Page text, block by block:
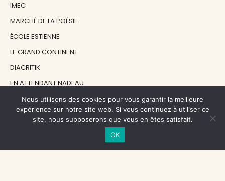
IMEC
MARCHÉ DE LA POÉSIE
ÉCOLE ESTIENNE
LE GRAND CONTINENT
DIACRITIK
EN ATTENDANT NADEAU
NOS SOUTIENS
Nous utilisons des cookies pour vous garantir la meilleure
expérience sur notre site web. Si vous continuez à utiliser ce
site, nous supposerons que vous en êtes satisfait.
OK